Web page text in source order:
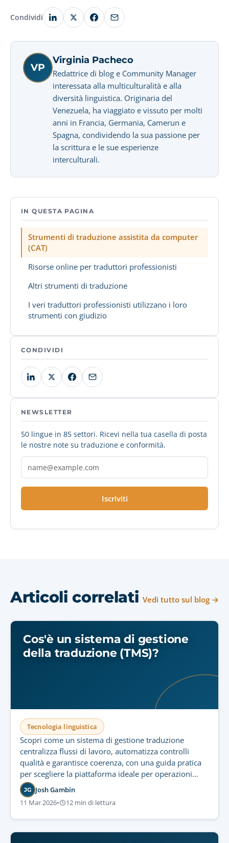
Condividi
VP
Virginia Pacheco
Redattrice di blog e Community Manager
interessata alla multiculturalità e alla
diversità linguistica. Originaria del
Venezuela, ha viaggiato e vissuto per molti
anni in Francia, Germania, Camerun e
Spagna, condividendo la sua passione per
la scrittura e le sue esperienze
interculturali.
IN QUESTA PAGINA
Strumenti di traduzione assistita da computer
(CAT)
Risorse online per traduttori professionisti
Altri strumenti di traduzione
I veri traduttori professionisti utilizzano i loro
strumenti con giudizio
CONDIVIDI
NEWSLETTER
50 lingue in 85 settori. Ricevi nella tua casella di posta
le nostre note su traduzione e conformità.
Iscriviti
Articoli correlati Vedi tutto sul blog →
Cos'è un sistema di gestione
della traduzione (TMS)?
Tecnologia linguistica
Scopri come un sistema di gestione traduzione
centralizza flussi di lavoro, automatizza controlli
qualità e garantisce coerenza, con una guida pratica
per scegliere la piattaforma ideale per operazioni
sicure e scalabili.
JG Josh Gambín
11 Mar 2026• 12 min di lettura